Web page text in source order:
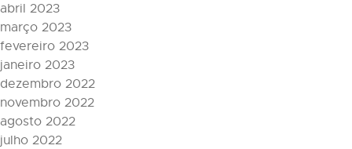
abril 2023
março 2023
fevereiro 2023
janeiro 2023
dezembro 2022
novembro 2022
agosto 2022
julho 2022